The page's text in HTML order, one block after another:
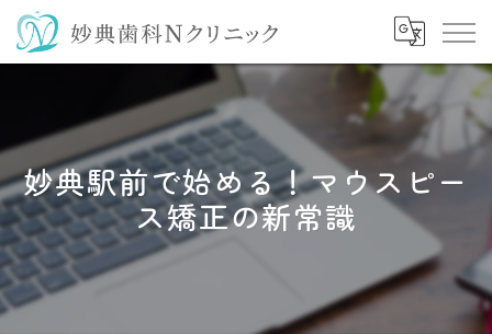
妙典駅前で始める！マウスピー
ス矯正の新常識